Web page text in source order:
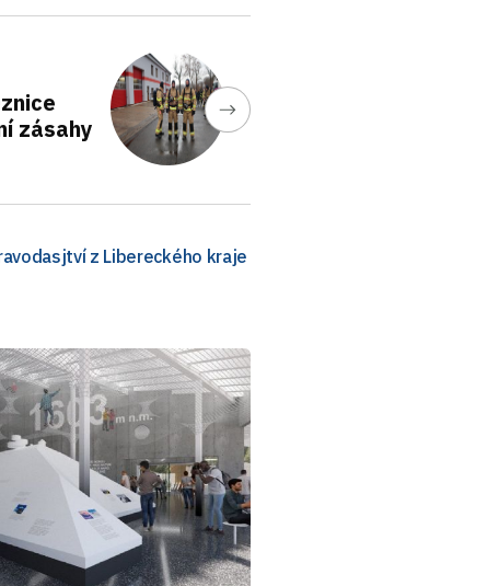
zásahy
z Libereckého kraje